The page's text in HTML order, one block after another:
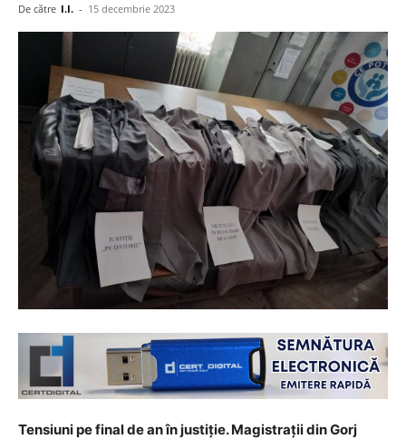
De către I.I. - 15 decembrie 2023
Tensiuni pe final de an în justiție. Magistrații din Gorj